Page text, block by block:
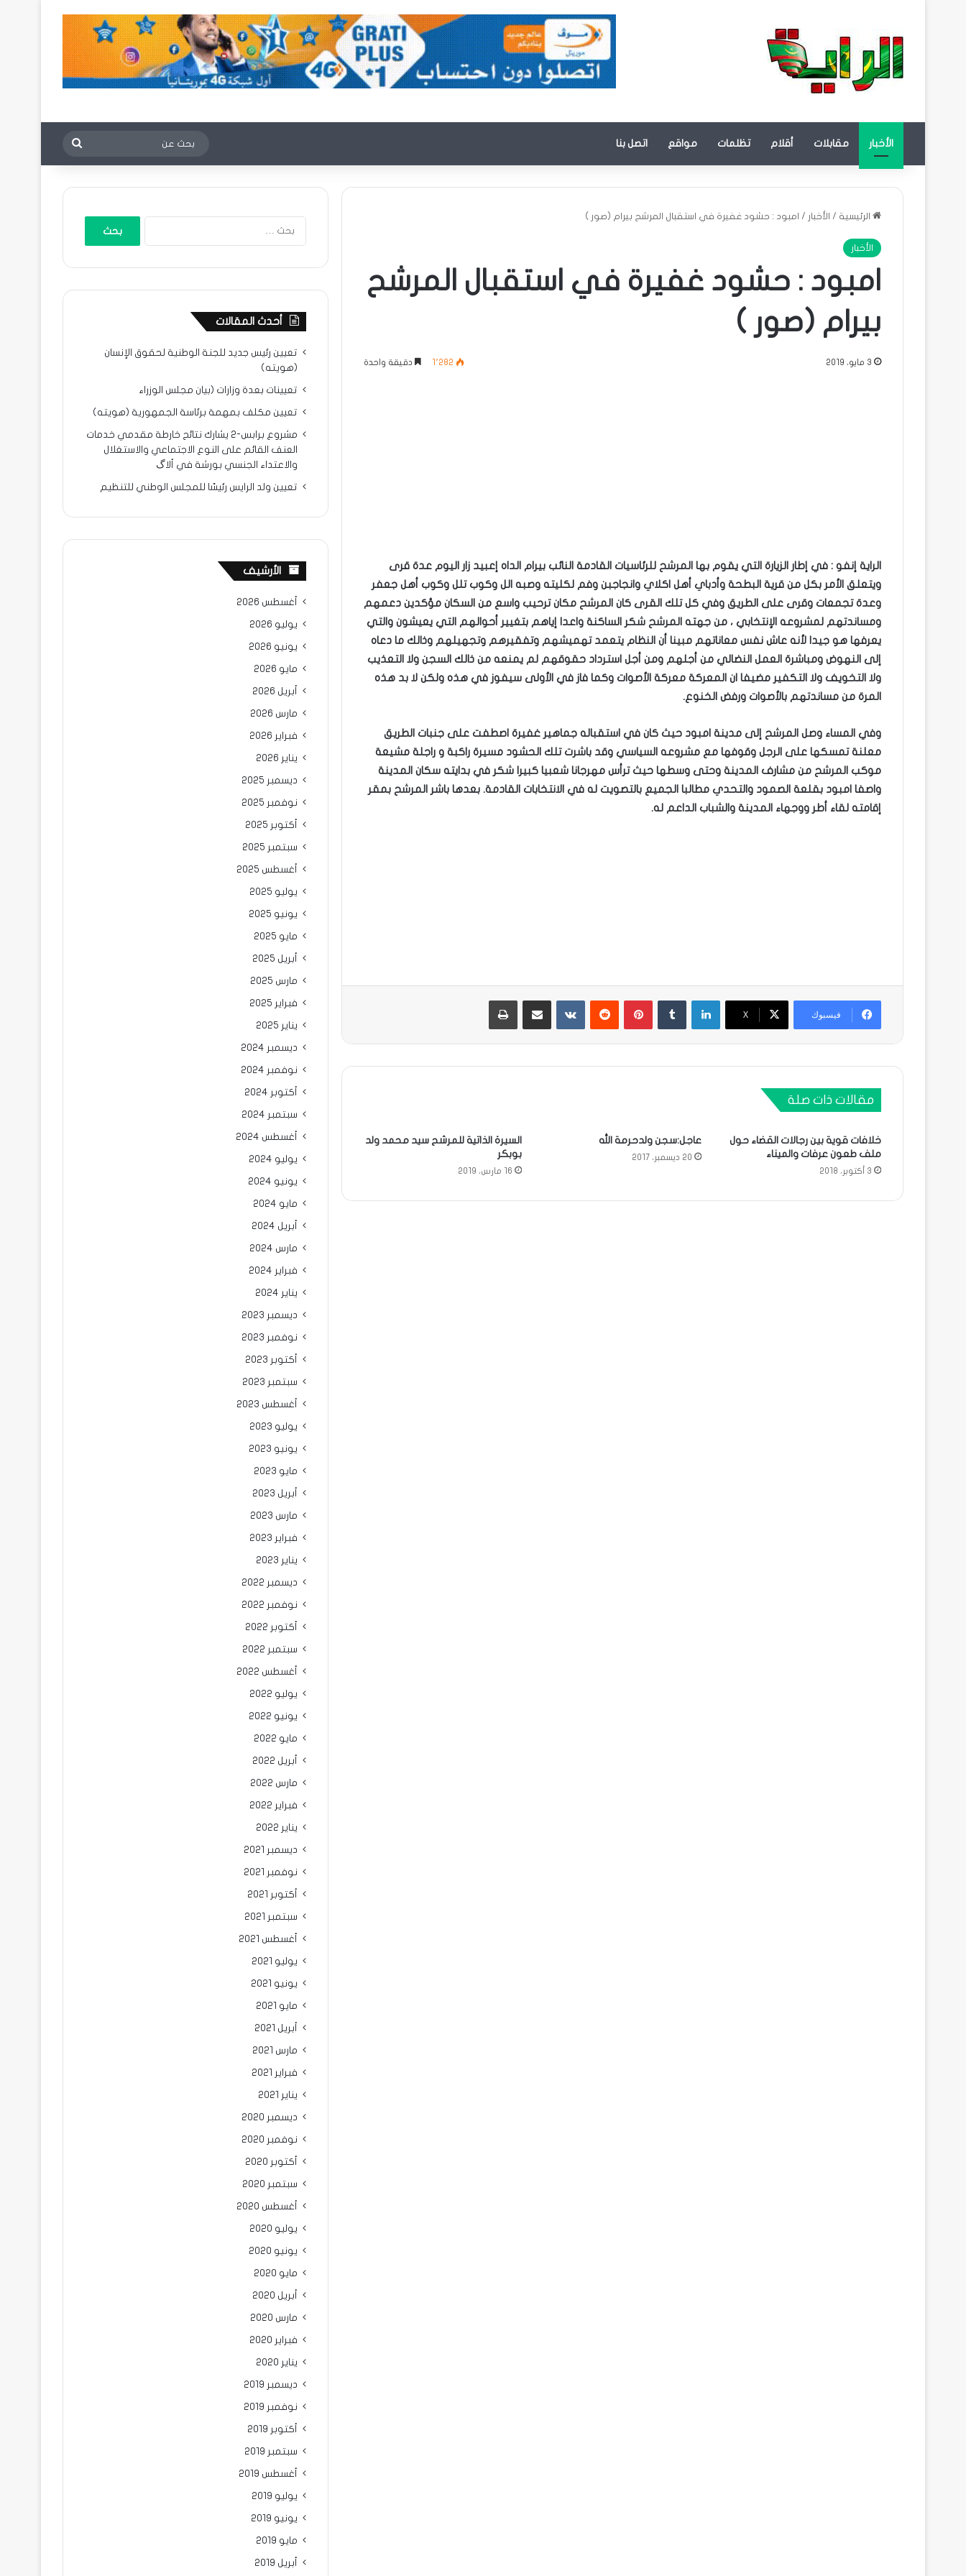
الأخبار مقابلات أقلام تظلمات مواقع اتصل بنا بحث
عن
الرئيسية / الأخبار / امبود : حشود غفيرة في استقبال المرشح بيرام (صور )
الأخبار
امبود : حشود غفيرة في استقبال المرشح
بيرام (صور )
3 مايو، 2019 1٬282 دقيقة واحدة
الراية إنفو : في إطار الزيارة التي يقوم بها المرشح للرئاسيات القادمة النائب بيرام الداه إعبيد زار اليوم عدة قرى
ويتعلق الأمر بكل من قرية البطحة وأدباي أهل اكلاي وانجاجبن وفم لكليته وصبه الل وكوب تلل وكوب أهل جعفر
وعدة تجمعات وقرى على الطريق وفي كل تلك القرى كان المرشح مكان ترحيب واسع من السكان مؤكدين دعمهم
ومساندتهم لمشروعه الإنتخابي ، من جهته المرشح شكر الساكنة واعدا إياهم بتغيير أحوالهم التي يعيشون والتي
يعرفها هو جيدا لأنه عاش نفس معاناتهم مبينا أن النظام يتعمد تهميشهم وتفقيرهم وتجهيلهم وذالك ما دعاه
إلى النهوض ومباشرة العمل النضالي من أجلهم ومن أجل استرداد حقوقهم لم يمنعه من ذالك السجن ولا التعذيب
ولا التخويف ولا التكفير مضيفا ان المعركة معركة الأصوات وكما فاز في الأولى سيفوز في هذه ولكن لا بد هذه
المرة من مساندتهم بالأصوات ورفض الخنوع.
وفي المساء وصل المرشح إلى مدينة امبود حيث كان في استقباله جماهير غفيرة اصطفت على جنبات الطريق
معلنة تمسكها على الرجل وقوفها مع مشروعه السياسي وقد باشرت تلك الحشود مسيرة راكبة و راجلة مشيعة
موكب المرشح من مشارف المدينة وحتى وسطها حيث ترأس مهرجانا شعبيا كبيرا شكر في بدايته سكان المدينة
واصفا امبود بقلعة الصمود والتحدي مطالبا الجميع بالتصويت له في الانتخابات القادمة. بعدها باشر المرشح بمقر
إقامته لقاء أطر ووجهاء المدينة والشباب الداعم له.
فيسبوك X
لينكدإن بينتيريست مشاركة عبر البريد طباعة
مقالات ذات صلة
خلافات قوية بين رجالات القضاء حول
ملف طعون عرفات والميناء
3 أكتوبر، 2018
عاجل:سجن ولدحرمة الله
20 ديسمبر، 2017
السيرة الذاتية للمرشح سيد محمد ولد
بوبكر
16 مارس، 2019
أحدث المقالات
تعيين رئيس جديد للجنة الوطنية لحقوق الإنسان
(هويته)
تعيينات بعدة وزارات (بيان مجلس الوزراء
تعيين مكلف بمهمة برئاسة الجمهورية (هويته)
مشروع برابس-2 يشارك نتائح خارطة مقدمي خدمات
العنف القائم على النوع الاجتماعي والاستغلال
والاعتداء الجنسي بورشة في ألاگ
تعيين ولد الرايس رئيسًا للمجلس الوطني للتنظيم
الأرشيف
أغسطس 2026
يوليو 2026
يونيو 2026
مايو 2026
أبريل 2026
مارس 2026
فبراير 2026
يناير 2026
ديسمبر 2025
نوفمبر 2025
أكتوبر 2025
سبتمبر 2025
أغسطس 2025
يوليو 2025
يونيو 2025
مايو 2025
أبريل 2025
مارس 2025
فبراير 2025
يناير 2025
ديسمبر 2024
نوفمبر 2024
أكتوبر 2024
سبتمبر 2024
أغسطس 2024
يوليو 2024
يونيو 2024
مايو 2024
أبريل 2024
مارس 2024
فبراير 2024
يناير 2024
ديسمبر 2023
نوفمبر 2023
أكتوبر 2023
سبتمبر 2023
أغسطس 2023
يوليو 2023
يونيو 2023
مايو 2023
أبريل 2023
مارس 2023
فبراير 2023
يناير 2023
ديسمبر 2022
نوفمبر 2022
أكتوبر 2022
سبتمبر 2022
أغسطس 2022
يوليو 2022
يونيو 2022
مايو 2022
أبريل 2022
مارس 2022
فبراير 2022
يناير 2022
ديسمبر 2021
نوفمبر 2021
أكتوبر 2021
سبتمبر 2021
أغسطس 2021
يوليو 2021
يونيو 2021
مايو 2021
أبريل 2021
مارس 2021
فبراير 2021
يناير 2021
ديسمبر 2020
نوفمبر 2020
أكتوبر 2020
سبتمبر 2020
أغسطس 2020
يوليو 2020
يونيو 2020
مايو 2020
أبريل 2020
مارس 2020
فبراير 2020
يناير 2020
ديسمبر 2019
نوفمبر 2019
أكتوبر 2019
سبتمبر 2019
أغسطس 2019
يوليو 2019
يونيو 2019
مايو 2019
أبريل 2019